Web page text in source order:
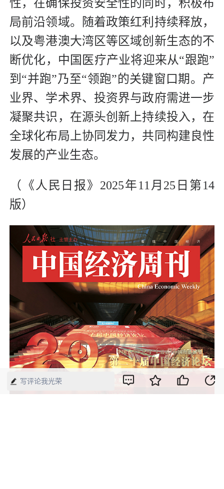
性，在确保投资安全性的同时，积极布
局前沿领域。随着政策红利持续释放，
以及粤港澳大湾区等区域创新生态的不
断优化，中国医疗产业将迎来从“跟跑”
到“并跑”乃至“领跑”的关键窗口期。产
业界、学术界、投资界与政府需进一步
凝聚共识，在源头创新上持续投入，在
全球化布局上协同发力，共同构建良性
发展的产业生态。
（《人民日报》2025年11月25日第14
版）
写评论我光荣